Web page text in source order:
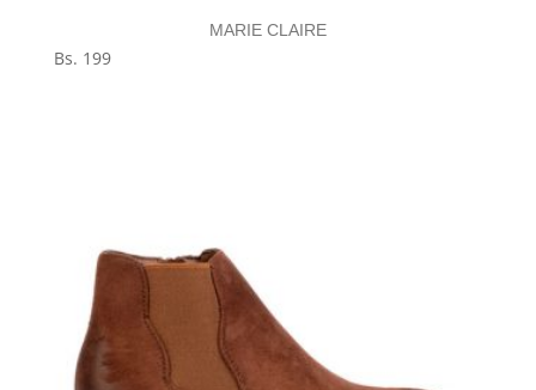
MARIE CLAIRE
Bs. 199